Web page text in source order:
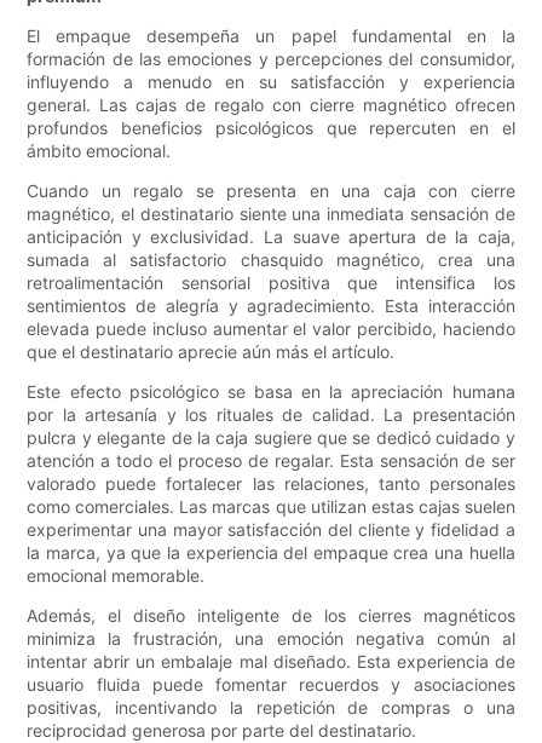
El empaque desempeña un papel fundamental en la
formación de las emociones y percepciones del consumidor,
influyendo a menudo en su satisfacción y experiencia
general. Las cajas de regalo con cierre magnético ofrecen
profundos beneficios psicológicos que repercuten en el
ámbito emocional.
Cuando un regalo se presenta en una caja con cierre
magnético, el destinatario siente una inmediata sensación de
anticipación y exclusividad. La suave apertura de la caja,
sumada al satisfactorio chasquido magnético, crea una
retroalimentación sensorial positiva que intensifica los
sentimientos de alegría y agradecimiento. Esta interacción
elevada puede incluso aumentar el valor percibido, haciendo
que el destinatario aprecie aún más el artículo.
Este efecto psicológico se basa en la apreciación humana
por la artesanía y los rituales de calidad. La presentación
pulcra y elegante de la caja sugiere que se dedicó cuidado y
atención a todo el proceso de regalar. Esta sensación de ser
valorado puede fortalecer las relaciones, tanto personales
como comerciales. Las marcas que utilizan estas cajas suelen
experimentar una mayor satisfacción del cliente y fidelidad a
la marca, ya que la experiencia del empaque crea una huella
emocional memorable.
Además, el diseño inteligente de los cierres magnéticos
minimiza la frustración, una emoción negativa común al
intentar abrir un embalaje mal diseñado. Esta experiencia de
usuario fluida puede fomentar recuerdos y asociaciones
positivas, incentivando la repetición de compras o una
reciprocidad generosa por parte del destinatario.